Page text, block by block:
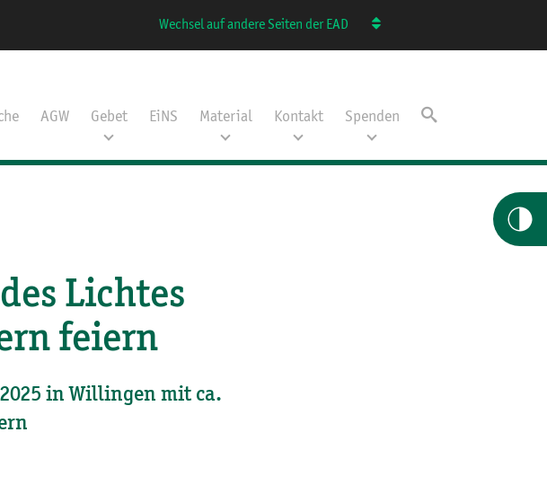
Wechsel auf andere Seiten der EAD
AGW Gebet EiNS Material Kontakt Spenden
Lichtes
feiern
in Willingen mit ca.